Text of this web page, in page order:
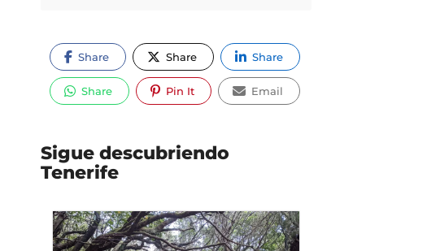
Share Share Share
Share Pin It Email
Sigue descubriendo
Tenerife